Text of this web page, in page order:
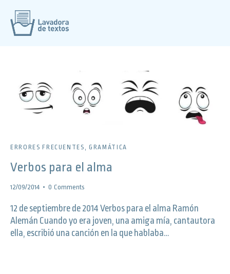
ERRORES FRECUENTES GRAMÁTICA
Verbos para el alma
12/09/2014 0 Comments
12 de septiembre de 2014 Verbos para el alma Ramón
Alemán Cuando yo era joven, una amiga mía, cantautora
ella, escribió una canción en la que hablaba…